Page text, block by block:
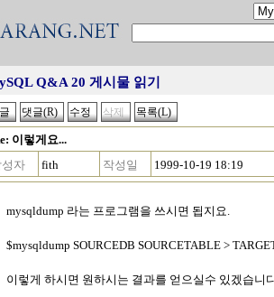
Q&A 20 게시물 읽기
이렇게요...
성자
fith 작성일 1999-10-19 18:19
mysqldump 라는 프로그램을 쓰시면 됩지요.
$mysqldump SOURCEDB SOURCETABLE >
이렇게 하시면 원하시는 결과를 얻으실수 있겠습니